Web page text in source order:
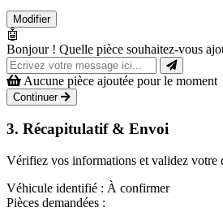
Modifier
🤖
Bonjour ! Quelle pièce souhaitez-vous
Aucune pièce ajoutée pour le moment
Continuer
3. Récapitulatif & Envoi
Vérifiez vos informations et validez votre
Véhicule identifié : À confirmer
Pièces demandées :